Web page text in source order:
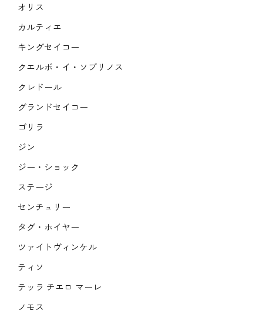
オリス
カルティエ
キングセイコー
クエルボ・イ・ソブリノス
クレドール
グランドセイコー
ゴリラ
ジン
ジー・ショック
ステージ
センチュリー
タグ・ホイヤー
ツァイトヴィンケル
ティソ
テッラ チエロ マーレ
ノモス